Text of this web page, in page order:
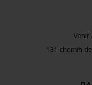
Venir
131 chemin